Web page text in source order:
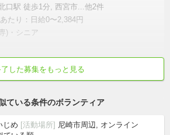
口駅 徒歩1分, 西宮市...他2件
たり：日給0〜2,384円
)・シニア
交通費支給 平日中心
した募集をもっと見る
ている条件のボランティア
じめ [活動場所] 尼崎市周辺, オンライン